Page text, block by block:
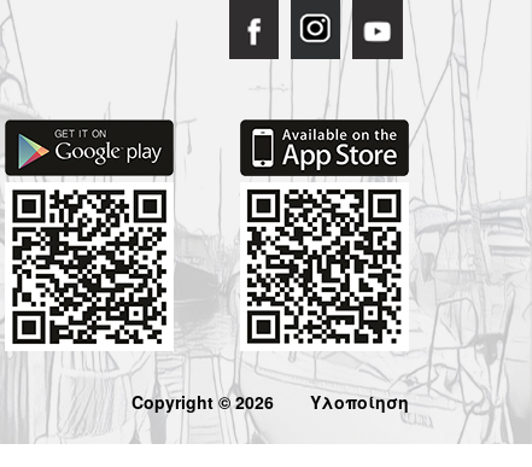
Copyright © 2026 Υλοποίηση